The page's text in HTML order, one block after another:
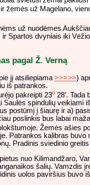
žemės už Magelano,
už nuodėmes
Spartos dvyniais iki
pagal Ž. Verną
jį atsiliepiama >>>>>)
iš patrankos.
pakreipti 23o28’. Tada
Saulės spindulių veikiami
postūmį į šiaurę ir a)
poslinkis bus labai
Žemės ašies
Patrankos kalibras buvo
Pradinis sviedinio
nuo Kilimandžaro,
šalių. Vamzdis
uolos paviršius buvo